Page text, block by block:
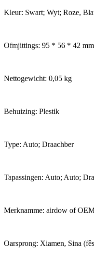
Kleur: Swart; Wyt; Roze,
Ofmjittings: 95 * 56 * 42 mm
Nettogewicht: 0,05 kg
Behuizing: Plestik
Type: Auto; Draachber
Tapassingen: Auto; Auto;
Merknamme: airdow of
Oarsprong: Xiamen, Sina